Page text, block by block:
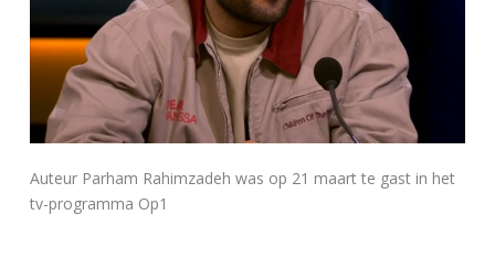
Auteur Parham Rahimzadeh was op 21 maart te gast in het
tv-programma Op1